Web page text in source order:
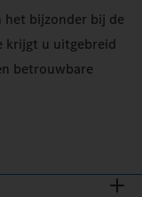
het bijzonder bij de
krijgt u uitgebreid
betrouwbare